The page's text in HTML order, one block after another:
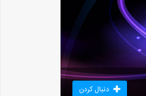
دنبال کردن